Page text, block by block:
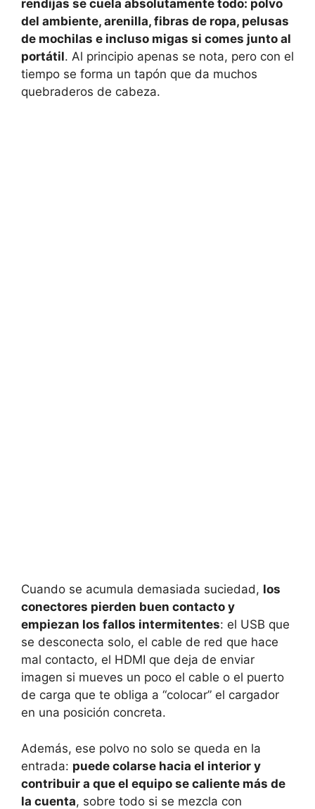
rendijas se cuela absolutamente todo: polvo
del ambiente, arenilla, fibras de ropa, pelusas
de mochilas e incluso migas si comes junto al
portátil. Al principio apenas se nota, pero con el
tiempo se forma un tapón que da muchos
quebraderos de cabeza.
Cuando se acumula demasiada suciedad, los
conectores pierden buen contacto y
empiezan los fallos intermitentes: el USB que
se desconecta solo, el cable de red que hace
mal contacto, el HDMI que deja de enviar
imagen si mueves un poco el cable o el puerto
de carga que te obliga a “colocar” el cargador
en una posición concreta.
Además, ese polvo no solo se queda en la
entrada: puede colarse hacia el interior y
contribuir a que el equipo se caliente más de
la cuenta, sobre todo si se mezcla con